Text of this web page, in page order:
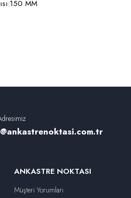
MM
ANKASTRE NOKTASI
Müşteri Yorumları